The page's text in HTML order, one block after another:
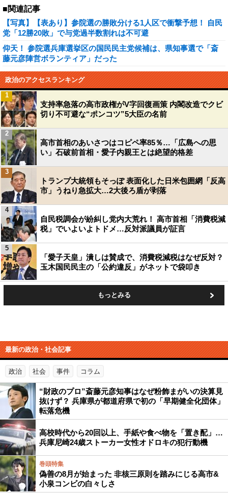
■関連記事
【写真】【表あり】参院選の勝敗分ける1人区で衝撃予想！ 自民
党「12勝20敗」で与党過半数割れは不可避
仰天！ 参院選兵庫選挙区の国民民主党候補は、県知事選で「斎
藤元彦陣営ボランティア」だった
政治のアクセスランキング
支持率急落の高市政権がV字回復画策 内閣改造でクビ
切り不可避な“ポンコツ”5大臣の名前
1
高市首相のあいさつはコピペ率85％…「広島への思
い」石破前首相・愛子内親王とは絶望的格差
2
トランプ大統領もそっぽ 表面化した日米包囲網「反高
市」うねり急拡大…2大後ろ盾が剥落
3
自民税調会が紛糾し党内大荒れ！ 高市首相「消費税減
税」でいよいよトドメ…反対派議員が証言
4
「愛子天皇」潰しは賛成で、消費税減税はなぜ反対？
玉木国民民主の「公約違反」がネットで袋叩き
5
もっとみる
最新の政治・社会記事
政治 社会 事件 コラム
“財政のプロ”斎藤元彦知事はなぜ粉飾まがいの決算見
抜けず？ 兵庫県が都道府県で初の「早期健全化団体」
転落危機
高校時代から20回以上、手紙や食べ物を「置き配」…
兵庫尼崎24歳ストーカー女性オドロキの犯行動機
巻頭特集
偽善の8月が始まった 非核三原則を踏みにじる高市&
小泉コンビの白々しさ